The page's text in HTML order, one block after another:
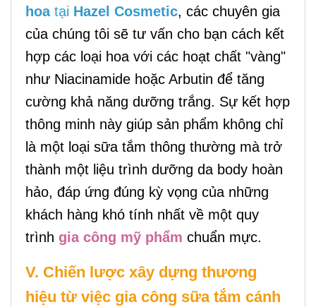
hoatại Hazel Cosmetic, các chuyên gia
của chúng tôi sẽ tư vấn cho bạn cách kết
hợp các loại hoa với các hoạt chất "vàng"
như Niacinamide hoặc Arbutin để tăng
cường khả năng dưỡng trắng. Sự kết hợp
thông minh này giúp sản phẩm không chỉ
là một loại sữa tắm thông thường mà trở
thành một liệu trình dưỡng da body hoàn
hảo, đáp ứng đúng kỳ vọng của những
khách hàng khó tính nhất về một quy
trình gia công mỹ phẩm chuẩn mực.
V. Chiến lược xây dựng thương
hiệu từ việc gia công sữa tắm cánh